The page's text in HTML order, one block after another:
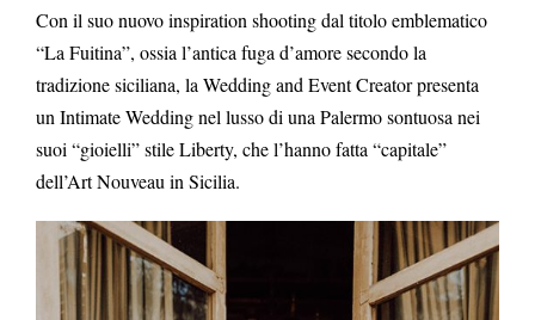
Con il suo nuovo inspiration shooting dal titolo emblematico
“La Fuitina”, ossia l’antica fuga d’amore secondo la
tradizione siciliana, la Wedding and Event Creator presenta
un Intimate Wedding nel lusso di una Palermo sontuosa nei
suoi “gioielli” stile Liberty, che l’hanno fatta “capitale”
dell’Art Nouveau in Sicilia.